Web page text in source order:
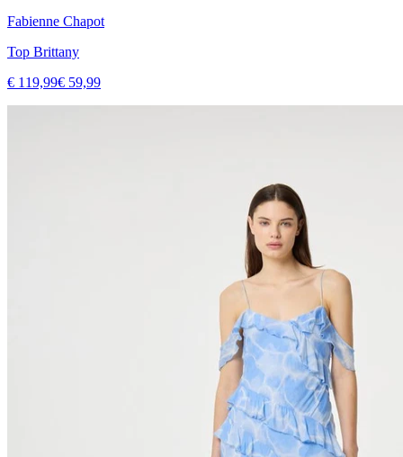
Fabienne Chapot
Top Brittany
€ 119,99€ 59,99